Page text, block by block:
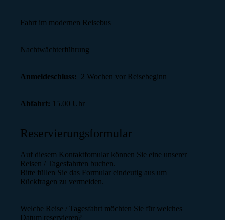
Fahrt im modernen Reisebus
Nachtwächterführung
Anmeldeschluss: 2 Wochen vor Reisebeginn
Abfahrt: 15.00 Uhr
Reservierungsformular
Auf diesem Kontaktfomular können Sie eine unserer
Reisen / Tagesfahrten buchen.
Bitte füllen Sie das Formular eindeutig aus um
Rückfragen zu vermeiden.
Welche Reise / Tagesfahrt möchten Sie für welches
Datum reservieren?